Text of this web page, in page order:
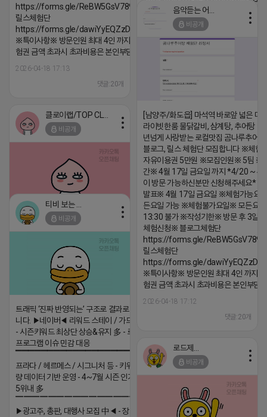
https://forms.gle/ReBW5GsV789ur2Pz6
릴스체험단
https://forms.gle/dawiYyEQZzDdqf8W8
※특이사항※ 방문인원 최대 4인 까지 가능 체
험권 금액 초과시 초과비용은 본인부담입니다.
2026-04-18 17:13
댓글:20개
2026-04-18 17:12
비공개
[남양주/화도읍] 마석역 바로앞 넓은 매
라이빗한룸 물닭갈비, 삼계탕, 추어탕 맛
년넘게 사랑받는 로컬맛집 곰나루추어
블로그, 릴스 체험단 모집합니다 ※체험
자유이용권 5만원 ※모집인원※ 5팀 ※
간※ 4월 17일 금요일 까지 *4/20 ~ 4/
이 방문 가능하신분만 신청해주세요* ※
발표※ 4월 17일 금요일 ※체험가능요
든요일 가능 ※체험불가요일※ 모든요
13:30 불가 ※작성기한※ 방문 후 3일
체험신청※ 블로그체험단
https://forms.gle/
릴스체험단
https://forms.gle/
※특이사항※ 방문인원 최대 4인 까지
험권 금액 초과시 초과비용은 본인부담
2026-04-18 17:12
댓글:20개
비공개
2026-04-18 17:05
비공개
트래픽 ‘진짜 반영되는’ 구조로 결과로 보여드립
니다. ▶네이버◀ 리워드 스테이 / 가드 / 자몽 등
- 시즌키워드 최상단 상승&유지 多 - 로직변화,
프로그램 이슈 민감 대응
▔▔▔▔▔▔▔▔▔▔▔▔▔▔▔▔▔▔ ▶쿠팡◀
프라다 / 헤르메스 / 시그니처 등 - 키워드 검색
량 데이터 기반 운영 - 4~7월 시즌 인기 키워드
5위내 多
▔▔▔▔▔▔▔▔▔▔▔▔▔▔▔▔▔▔
▶광고주, 총판, 대행사 모집 中◀ - 장기 협업 파
비공개